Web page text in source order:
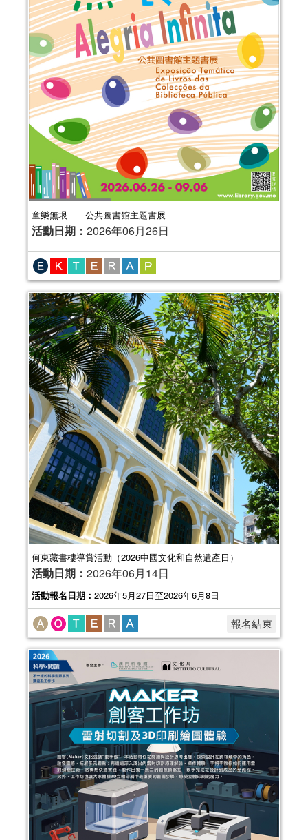
童樂無垠——公共圖書館主題書展
活動日期： 2026年06月26日
何東藏書樓導賞活動（2026中國文化和自然遺產日）
活動日期： 2026年06月14日
活動報名日期： 2026年5月27日至2026年6月8日
報名結束